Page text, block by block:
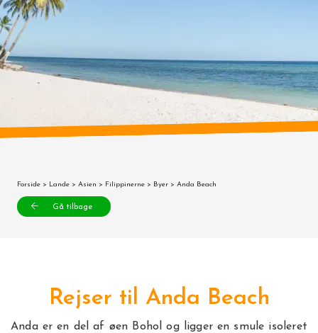
Forside > Lande > Asien > Filippinerne > Byer > Anda Beach
Gå tilbage
Rejser til Anda Beach
Anda er en del af øen Bohol og ligger en smule isoleret